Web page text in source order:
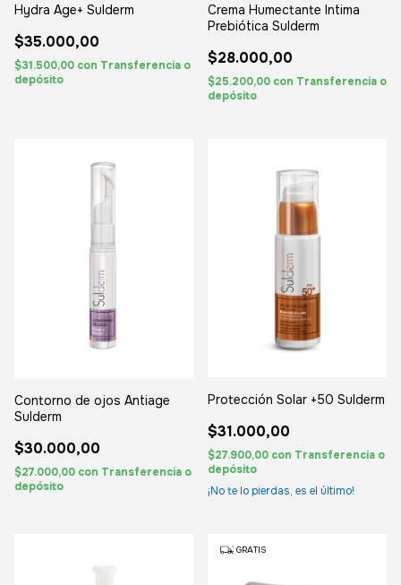
Hydra Age+ Sulderm
$35.000,00
$31.500,00 con Transferencia o
depósito
Crema Humectante Intima
Prebiótica Sulderm
$28.000,00
$25.200,00 con Transferencia o
depósito
Contorno de ojos Antiage
Sulderm
$30.000,00
$27.000,00 con Transferencia o
depósito
Protección Solar +50 Sulderm
$31.000,00
$27.900,00 con Transferencia o
depósito
¡No te lo pierdas, es el último!
GRATIS